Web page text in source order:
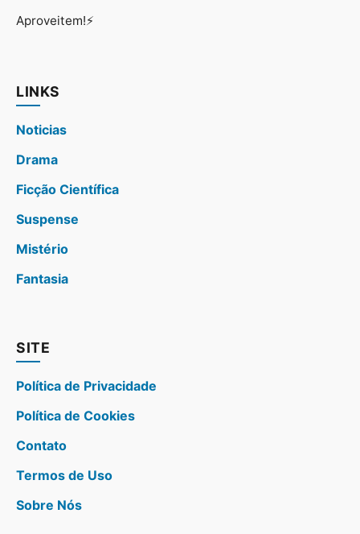
Aproveitem!⚡
LINKS
Noticias
Drama
Ficção Científica
Suspense
Mistério
Fantasia
SITE
Política de Privacidade
Política de Cookies
Contato
Termos de Uso
Sobre Nós